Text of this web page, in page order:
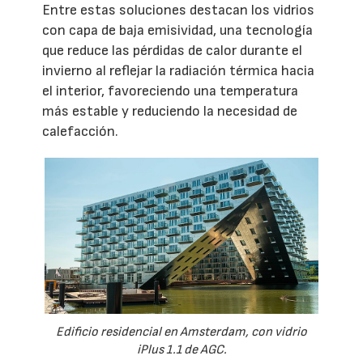
Entre estas soluciones destacan los vidrios
con capa de baja emisividad, una tecnología
que reduce las pérdidas de calor durante el
invierno al reflejar la radiación térmica hacia
el interior, favoreciendo una temperatura
más estable y reduciendo la necesidad de
calefacción.
Edificio residencial en Amsterdam, con vidrio
iPlus 1.1 de AGC.